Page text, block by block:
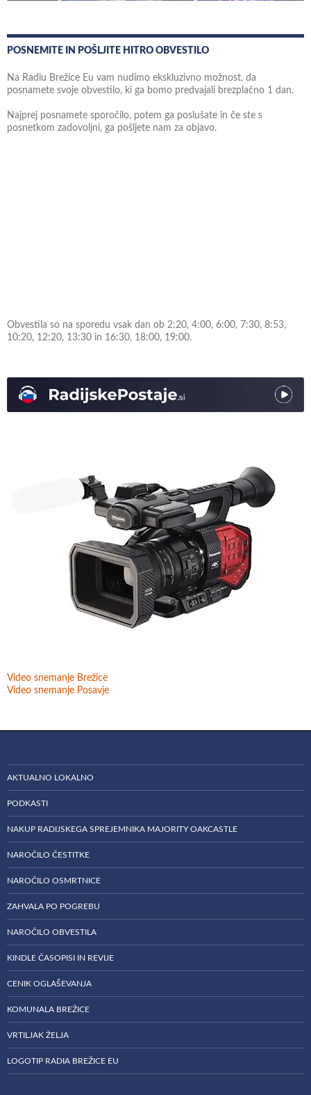
POSNEMITE IN POŠLJITE HITRO OBVESTILO
Na Radiu Brežice Eu vam nudimo ekskluzivno možnost, da
posnamete svoje obvestilo, ki ga bomo predvajali brezplačno 1 dan.
Najprej posnamete sporočilo, potem ga poslušate in če ste s
posnetkom zadovoljni, ga pošljete nam za objavo.
Obvestila so na sporedu vsak dan ob 2:20, 4:00, 6:00, 7:30, 8:53,
10:20, 12:20, 13:30 in 16:30, 18:00, 19:00.
Video snemanje Brežice
Video snemanje Posavje
AKTUALNO LOKALNO
PODKASTI
NAKUP RADIJSKEGA SPREJEMNIKA MAJORITY OAKCASTLE
NAROČILO ČESTITKE
NAROČILO OSMRTNICE
ZAHVALA PO POGREBU
NAROČILO OBVESTILA
KINDLE ČASOPISI IN REVIJE
CENIK OGLAŠEVANJA
KOMUNALA BREŽICE
VRTILJAK ŽELJA
LOGOTIP RADIA BREŽICE EU